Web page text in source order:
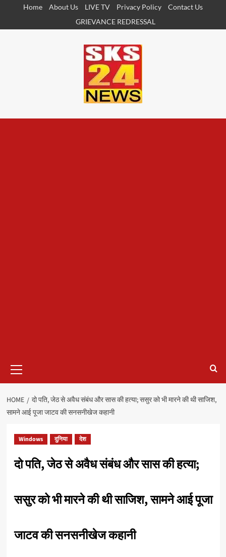
content
Home About Us LIVE TV Privacy Policy
Contact Us
GRIEVANCE REDRESSAL
Menu
HOME
दो पति, जेठ से अवैध संबंध और सास की हत्या; ससुर को भी मारने की थी साजिश,
सामने आई पूजा जाटव की सनसनीखेज कहानी
Windows दुनिया देश
दो पति, जेठ से अवैध संबंध और सास की हत्या;
ससुर को भी मारने की थी साजिश, सामने आई पूजा
जाटव की सनसनीखेज कहानी